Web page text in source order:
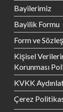
Bayilerimiz
Bayilik Formu
Form ve
Kişisel
Korunması
KVKK
Çerez